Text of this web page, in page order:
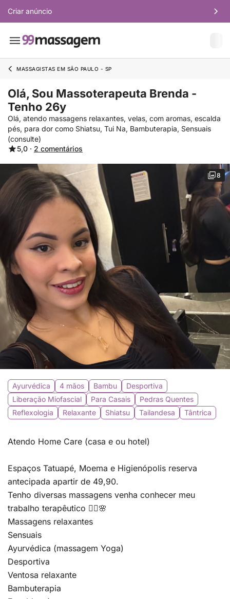
Criar anúncio
MASSAGISTAS EM SÃO PAULO - SP
Olá, Sou Massoterapeuta Brenda -
Tenho 26y
Olá, atendo massagens relaxantes, velas, com aromas, escalda
pés, para dor como Shiatsu, Tui Na, Bambuterapia, Sensuais
(consulte)
5,0 · 2 comentários
8
Ayurvédica 4 mãos Bambu
Desportiva
Liberação Miofascial
Para Casais
Pedras Quentes
Reflexologia
Relaxante Shiatsu Tailandesa Tântrica
Atendo Home Care (casa e ou hotel)
Espaços Tatuapé, Moema e Higienópolis reserva
antecipada apartir de 49,90.
Tenho diversas massagens venha conhecer meu
trabalho terapêutico 💆‍♀️🌸
Massagens relaxantes
Sensuais
Ayurvédica (massagem Yoga)
Desportiva
Ventosa relaxante
Bambuterapia